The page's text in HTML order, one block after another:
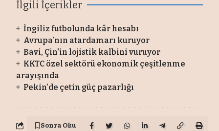
İlgili İçerikler
İngiliz futbolunda kâr hesabı
Avrupa’nın atardamarı kuruyor
Bavi, Çin'in lojistik kalbini vuruyor
KKTC özel sektörü ekonomik çeşitlenme
arayışında
Pekin’de çetin güç pazarlığı
Sonra Oku